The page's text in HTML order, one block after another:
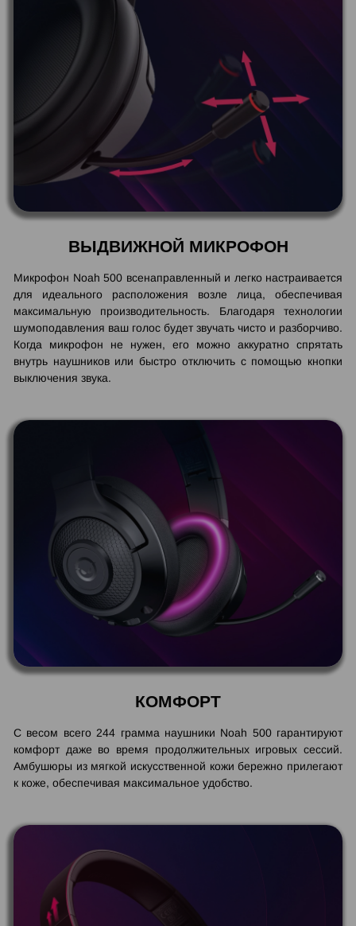
ВЫДВИЖНОЙ МИКРОФОН
Микрофон Noah 500 всенаправленный и легко настраивается
для идеального расположения возле лица, обеспечивая
максимальную производительность. Благодаря технологии
шумоподавления ваш голос будет звучать чисто и разборчиво.
Когда микрофон не нужен, его можно аккуратно спрятать
внутрь наушников или быстро отключить с помощью кнопки
выключения звука.
КОМФОРТ
С весом всего 244 грамма наушники Noah 500 гарантируют
комфорт даже во время продолжительных игровых сессий.
Амбушюры из мягкой искусственной кожи бережно прилегают
к коже, обеспечивая максимальное удобство.